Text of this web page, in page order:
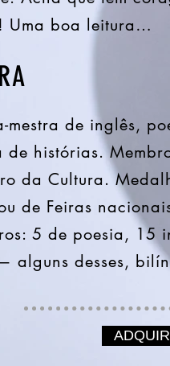
boa leitura…
mestra de inglês,
histórias.
da Cultura.
de Feiras
5 de poesia, 15
alguns desses,